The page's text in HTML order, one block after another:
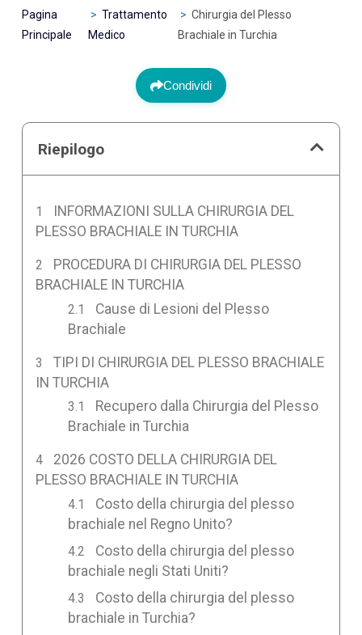
Pagina
Principale
Trattamento
Medico
Chirurgia del Plesso
Brachiale in Turchia
Condividi
Riepilogo
INFORMAZIONI SULLA CHIRURGIA DEL
PLESSO BRACHIALE IN TURCHIA
PROCEDURA DI CHIRURGIA DEL PLESSO
BRACHIALE IN TURCHIA
Cause di Lesioni del Plesso
Brachiale
TIPI DI CHIRURGIA DEL PLESSO BRACHIALE
IN TURCHIA
Recupero dalla Chirurgia del Plesso
Brachiale in Turchia
2026 COSTO DELLA CHIRURGIA DEL
PLESSO BRACHIALE IN TURCHIA
Costo della chirurgia del plesso
brachiale nel Regno Unito?
Costo della chirurgia del plesso
brachiale negli Stati Uniti?
Costo della chirurgia del plesso
brachiale in Turchia?